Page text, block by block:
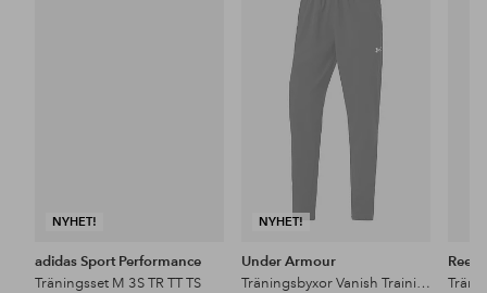
NYHET!
adidas Sport Performance
Träningsset M 3S TR TT TS
NYHET!
Under Armour
Träningsbyxor Vanish Training Pant